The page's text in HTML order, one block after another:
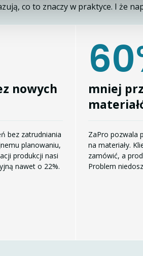
co to znaczy w praktyce. I że
nowych
bez zatrudniania
planowaniu,
produkcji nasi
nawet o 22%.
mniej
ZaPro pozwala
na materiały.
zamówić, a
Problem